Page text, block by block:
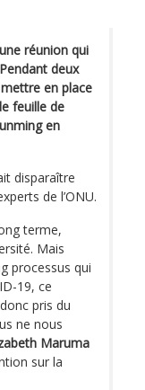
réunion qui
deux
en place
feuille de
en
disparaître
de l’ONU.
terme,
Mais
processus qui
19, ce
pris du
ne nous
Maruma
sur la